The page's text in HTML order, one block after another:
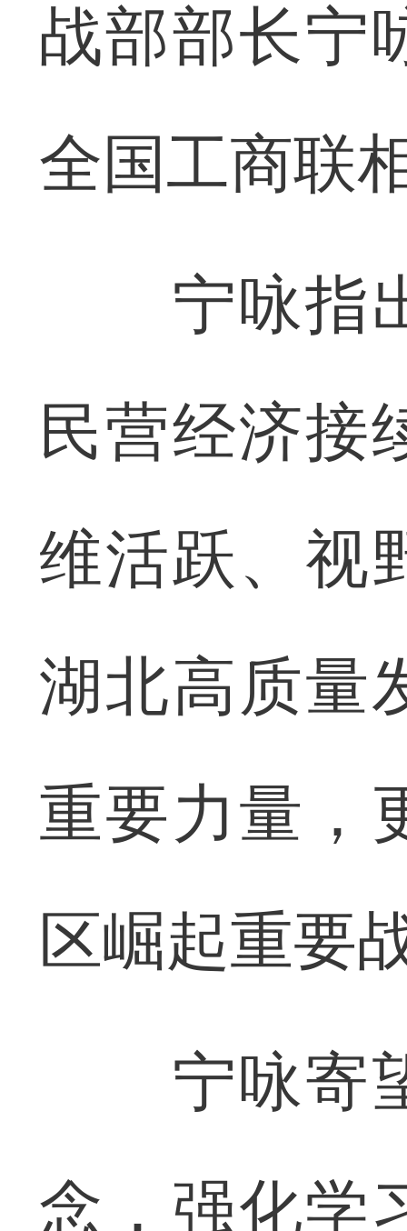
战部部长宁
全国工商联
宁咏指出
民营经济接
维活跃、视
湖北高质量
重要力量，
区崛起重要
宁咏寄望
念，强化学